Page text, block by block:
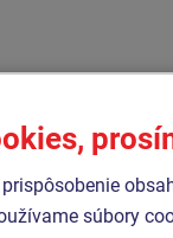
súbory